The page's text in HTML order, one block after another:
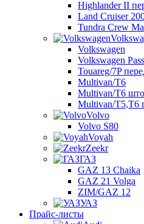
Highlander II
Land Cruiser
Tundra Crew
Volkswagen
Volkswagen
Touareg/7P
Multivan/T6
Multivan/T6
Multivan/T5,T6
Volvo
Volvo S80
Voyah
Zeekr
ГАЗ
GAZ 13 Chaika
GAZ 21 Volga
ZIM/GAZ 12
УАЗ
Прайс-листы